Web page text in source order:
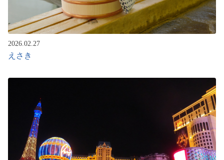
2026.02.27
えさき